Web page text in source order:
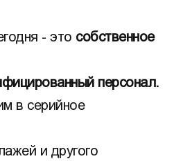
- это собственное
персонал.
в серийное
и другого